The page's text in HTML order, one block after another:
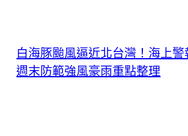
白海豚颱風逼近北台灣！海上警
週末防範強風豪雨重點整理